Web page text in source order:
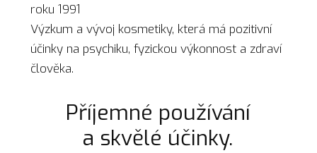
roku 1991
Výzkum a vývoj kosmetiky, která má pozitivní
účinky na psychiku, fyzickou výkonnost a zdraví
člověka.
Příjemné používání
a skvělé účinky.